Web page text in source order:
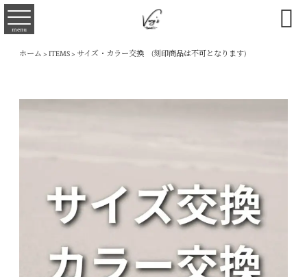
menu 
ホーム > ITEMS> サイズ・カラー交換 (刻印商品は不可となります)